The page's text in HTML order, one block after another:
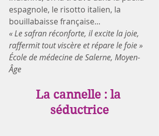
espagnole, le risotto italien, la
bouillabaisse française...
« Le safran réconforte, il excite la joie,
raffermit tout viscère et répare le foie »
École de médecine de Salerne, Moyen-
Âge
La cannelle : la
séductrice